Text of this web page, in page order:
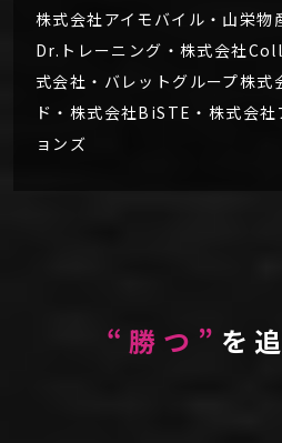
株式会社アイモバイル・山栄物
Dr.トレーニング・株式会社
式会社・バレットグループ株式
ド・株式会社BiSTE・株式会
ョンズ
“勝つ” を